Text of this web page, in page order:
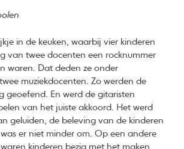
in de keuken, waarbij vier kinderen
van twee docenten een rocknummer
waren. Dat deden ze onder
muziekdocenten. Zo werden de
geoefend. En werd de gitaristen
van het juiste akkoord. Het werd
geluiden, de beleving van de kinderen
er niet minder om. Op een andere
kinderen bezig met het maken